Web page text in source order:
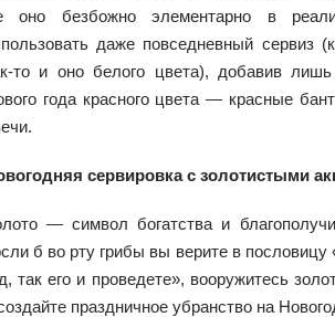
оно безбожно элементарно в
даже повседневный сервиз
то и оно белого цвета), добавив
года красного цвета — красные
сервировка с золотистыми
— символ богатства и
б во рту грибы вы верите в пословицу
так его и проведете», вооружитесь
праздничное убранство на